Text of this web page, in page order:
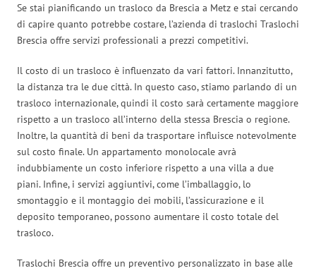
Se stai pianificando un trasloco da Brescia a Metz e stai cercando
di capire quanto potrebbe costare, l’azienda di traslochi Traslochi
Brescia offre servizi professionali a prezzi competitivi.
Il costo di un trasloco è influenzato da vari fattori. Innanzitutto,
la distanza tra le due città. In questo caso, stiamo parlando di un
trasloco internazionale, quindi il costo sarà certamente maggiore
rispetto a un trasloco all’interno della stessa Brescia o regione.
Inoltre, la quantità di beni da trasportare influisce notevolmente
sul costo finale. Un appartamento monolocale avrà
indubbiamente un costo inferiore rispetto a una villa a due
piani. Infine, i servizi aggiuntivi, come l’imballaggio, lo
smontaggio e il montaggio dei mobili, l’assicurazione e il
deposito temporaneo, possono aumentare il costo totale del
trasloco.
Traslochi Brescia offre un preventivo personalizzato in base alle